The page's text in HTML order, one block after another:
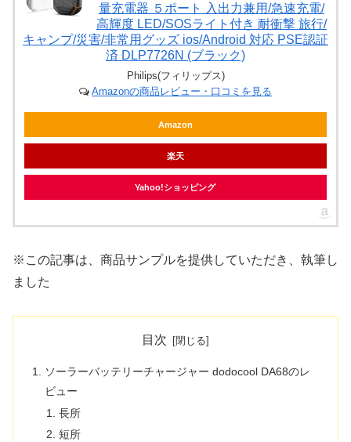
量充電器 ５ポート 入出力兼用/急速充電/
高輝度 LED/SOSライト付き 耐衝撃 旅行/
キャンプ/災害/非常用グッズ ios/Android 対応 PSE認証
済 DLP7726N (ブラック)
Philips(フィリップス)
Amazonの商品レビュー・口コミを見る
Amazon
楽天
Yahoo!ショッピング
※この記事は、商品サンプルを提供していただき、執筆し
ました
目次
ソーラーバッテリーチャージャー dodocool DA68のレ
ビュー
長所
短所